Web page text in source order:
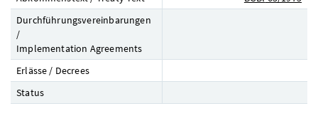
Durchführungsvereinbarungen
/
Implementation Agreements
Erlässe / Decrees
Status